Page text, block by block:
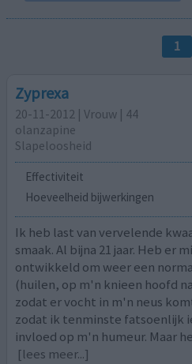
1
Zyprexa
20-11-2012 | Vrouw | 44
olanzapine
Slapeloosheid
Effectiviteit
Hoeveelheid bijwerkingen
Ik heb last van vervelende
smaak. Al bijna 21 jaar. Heb er
ontwikkeld om weer een
(huilen, op m'n knieen hoofd
zodat er vocht in m'n neus
zodat ik tenminste fatsoenlijk
invloed op m'n humeur. Maar
[lees meer...]